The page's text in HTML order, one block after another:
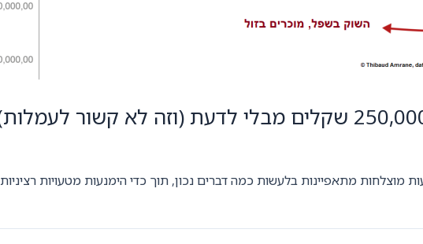
מתאפיינות בלעשות כמה דברים נכון, תוך כדי הימנעות מטעויות